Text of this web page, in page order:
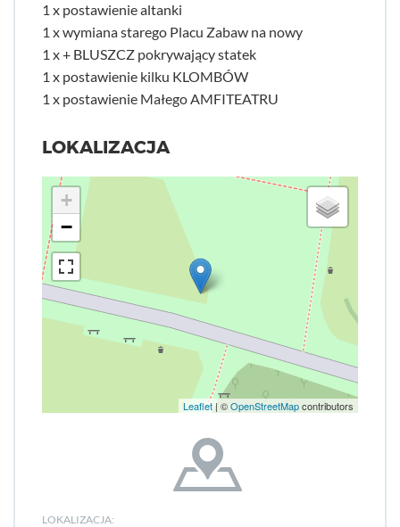
1 x postawienie altanki
1 x wymiana starego Placu Zabaw na nowy
1 x + BLUSZCZ pokrywający statek
1 x postawienie kilku KLOMBÓW
1 x postawienie Małego AMFITEATRU
LOKALIZACJA
+
−
Leaflet | ©OpenStreetMapcontributors
LOKALIZACJA: